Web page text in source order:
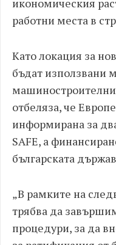
икономическия
работни места в
Като локация за
бъдат използвани
машиностроителни
отбеляза, че
информирана за
SAFE, а
българската
„В рамките на
трябва да
процедури, за да